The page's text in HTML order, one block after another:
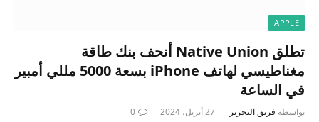
APPLE
تطلق Native Union أنحف بنك طاقة
مغناطيسي لهاتف iPhone بسعة 5000 مللي أمبير
في الساعة
بواسطة فريق التحرير 27 أبريل، 2024 0